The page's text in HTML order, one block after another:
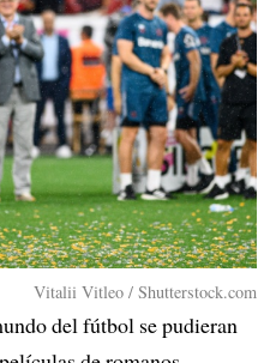
Vitalii Vitleo / Shutterstock.com
del fútbol se pudieran